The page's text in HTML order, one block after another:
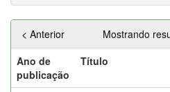
Mostrando
< Anterior
Ano de
publicação
Título